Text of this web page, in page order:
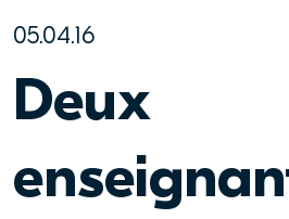
05.04.16
Deux